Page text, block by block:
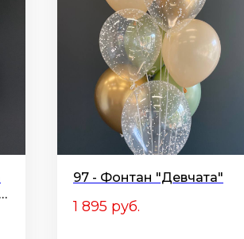
97 - Фонтан "Девчата"
1 895 руб.